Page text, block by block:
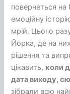
повернеться на
емоційну
мрій. Цього
Йорка, де на
рішення та
цікавить, коли
дата виходу,
зібрали всю